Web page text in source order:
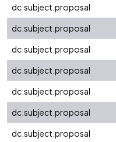
dc.subject.proposal
dc.subject.proposal
dc.subject.proposal
dc.subject.proposal
dc.subject.proposal
dc.subject.proposal
dc.subject.proposal